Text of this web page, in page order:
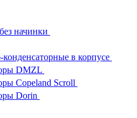
начинки
в корпусе
DMZL
Copeland Scroll
Dorin